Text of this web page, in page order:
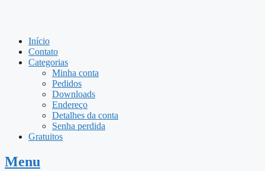
Início
Contato
Categorias
Minha conta
Pedidos
Downloads
Endereço
Detalhes da conta
Senha perdida
Gratuitos
Menu